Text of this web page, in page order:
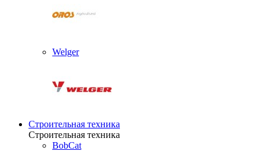
Welger
Строительная техника
Строительная техника
BobCat